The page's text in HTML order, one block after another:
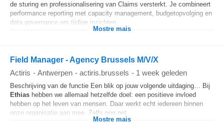
de sturing en professionalisering van Claims versterkt. Je combineert
performance reporting met capacity management, budgetopvolging en
data governance om tijdige inzichten...
Mostre mais
Field Manager - Agency Brussels M/V/X
Actiris - Antwerpen - actiris.brussels - 1 week geleden
Beschrijving van de functie Een blik op jouw volgende uitdaging… Bij
Ethias hebben we allemaal hetzelfde doel: een positieve invloed
hebben op het leven van mensen. Daar werkt echt iedereen binnen
onze organisatie aan mee. Zelfs nog net...
Mostre mais